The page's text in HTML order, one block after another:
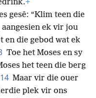
+
gesê: “Klim teen die
ek vir jou
en die gebod wat ek
Toe het Moses en sy
het teen die berg
14 Maar vir die ouer
plek vir ons